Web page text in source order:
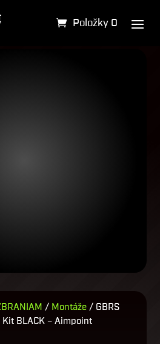
Položky 0
/ Montáže / GBRS
Kit BLACK – Aimpoint